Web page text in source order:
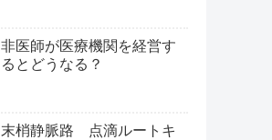
非医師が医療機関を経営す
るとどうなる？
末梢静脈路 点滴ルートキ